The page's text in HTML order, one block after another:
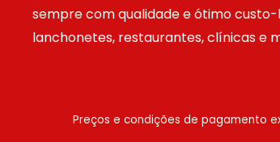
sempre com qualidade e ótimo
lanchonetes, restaurantes, clínicas e
Preços e condições de pagamento